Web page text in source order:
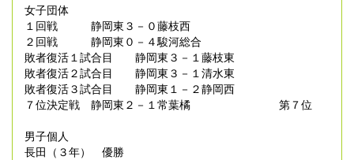
女子団体
１回戦 静岡東３－０藤枝西
２回戦 静岡東０－４駿河総合
敗者復活１試合目 静岡東３－１藤枝東
敗者復活２試合目 静岡東３－１清水東
敗者復活３試合目 静岡東１－２静岡西
７位決定戦 静岡東２－１常葉橘 第７位
男子個人
長田（３年） 優勝